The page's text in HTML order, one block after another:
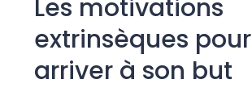
Les motivations
extrinsèques pour
arriver à son but